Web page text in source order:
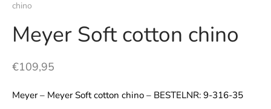
chino
Meyer Soft cotton chino
€109,95
Meyer – Meyer Soft cotton chino – BESTELNR: 9-316-35